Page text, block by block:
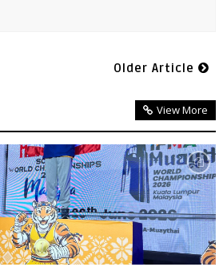
Older Article
View More